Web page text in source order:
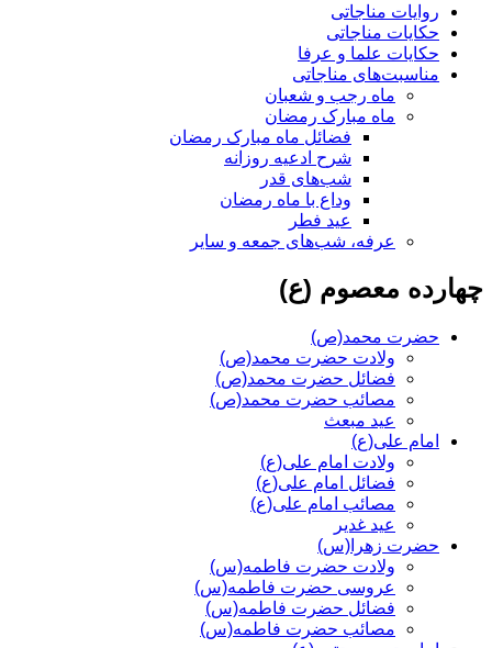
روایات مناجاتی
حکایات مناجاتی
حکایات علما و عرفا
مناسبت‌های مناجاتی
ماه رجب و شعبان
ماه مبارک رمضان
فضائل ماه مبارک رمضان
شرح ادعیه روزانه
شب‌های قدر
وداع با ماه رمضان
عید فطر
عرفه، شب‌های جمعه و سایر
چهارده معصوم (ع)
حضرت محمد(ص)
ولادت حضرت محمد(ص)
فضائل حضرت محمد(ص)
مصائب حضرت محمد(ص)
عید مبعث
امام علی(ع)
ولادت امام علی(ع)
فضائل امام علی(ع)
مصائب امام علی(ع)
عید غدیر
حضرت زهرا(س)
ولادت حضرت فاطمه(س)
عروسی حضرت فاطمه(س)
فضائل حضرت فاطمه(س)
مصائب حضرت فاطمه(س)